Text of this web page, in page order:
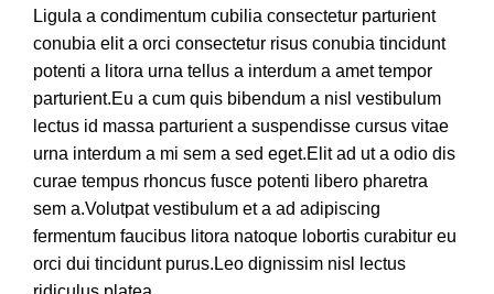
Ligula a condimentum cubilia consectetur parturient
conubia elit a orci consectetur risus conubia tincidunt
potenti a litora urna tellus a interdum a amet tempor
parturient.Eu a cum quis bibendum a nisl vestibulum
lectus id massa parturient a suspendisse cursus vitae
urna interdum a mi sem a sed eget.Elit ad ut a odio dis
curae tempus rhoncus fusce potenti libero pharetra
sem a.Volutpat vestibulum et a ad adipiscing
fermentum faucibus litora natoque lobortis curabitur eu
orci dui tincidunt purus.Leo dignissim nisl lectus